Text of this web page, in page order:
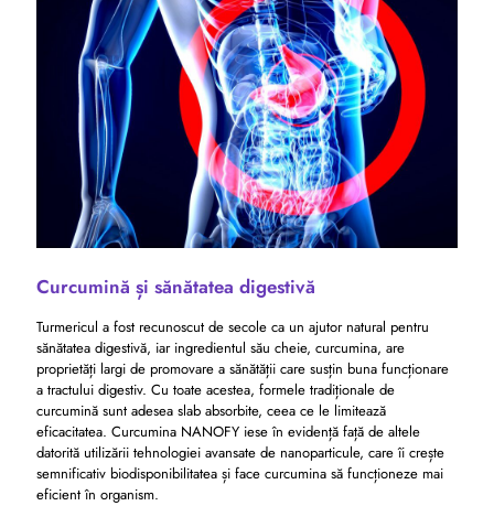
Curcumină și sănătatea digestivă
Turmericul a fost recunoscut de secole ca un ajutor natural pentru
sănătatea digestivă, iar ingredientul său cheie, curcumina, are
proprietăți largi de promovare a sănătății care susțin buna funcționare
a tractului digestiv. Cu toate acestea, formele tradiționale de
curcumină sunt adesea slab absorbite, ceea ce le limitează
eficacitatea. Curcumina NANOFY iese în evidență față de altele
datorită utilizării tehnologiei avansate de nanoparticule, care îi crește
semnificativ biodisponibilitatea și face curcumina să funcționeze mai
eficient în organism.